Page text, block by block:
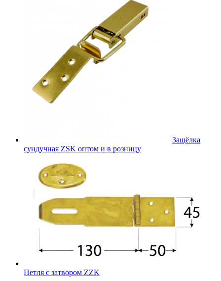
Защёлка
сундучная ZSK оптом и в розницу
Петля с затвором ZZK